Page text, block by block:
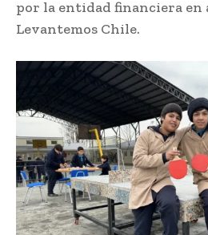
por la entidad financiera en
Levantemos Chile.